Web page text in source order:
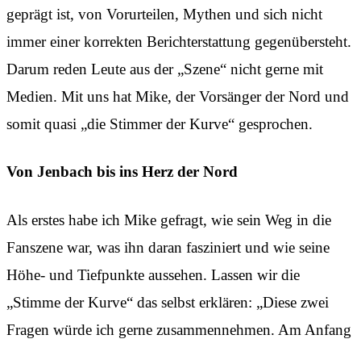
geprägt ist, von Vorurteilen, Mythen und sich nicht
immer einer korrekten Berichterstattung gegenübersteht.
Darum reden Leute aus der „Szene“ nicht gerne mit
Medien. Mit uns hat Mike, der Vorsänger der Nord und
somit quasi „die Stimmer der Kurve“ gesprochen.
Von Jenbach bis ins Herz der Nord
Als erstes habe ich Mike gefragt, wie sein Weg in die
Fanszene war, was ihn daran fasziniert und wie seine
Höhe- und Tiefpunkte aussehen. Lassen wir die
„Stimme der Kurve“ das selbst erklären: „Diese zwei
Fragen würde ich gerne zusammennehmen. Am Anfang